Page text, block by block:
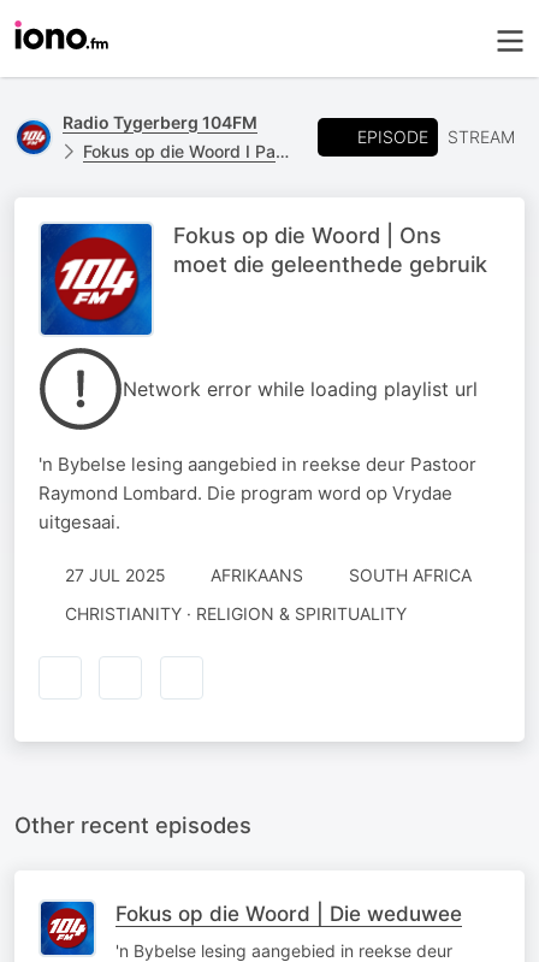
Radio Tygerberg 104FM
Fokus op die Woord I Pastoor Raymond Lombard
EPISODE STREAM
Fokus op die Woord | Ons
moet die geleenthede gebruik
Network error while loading playlist url
'n Bybelse lesing aangebied in reekse deur Pastoor
Raymond Lombard. Die program word op Vrydae
uitgesaai.
27 JUL 2025 AFRIKAANS
SOUTH AFRICA
CHRISTIANITY · RELIGION & SPIRITUALITY
Other recent episodes
Fokus op die Woord | Die weduwee
'n Bybelse lesing aangebied in reekse deur